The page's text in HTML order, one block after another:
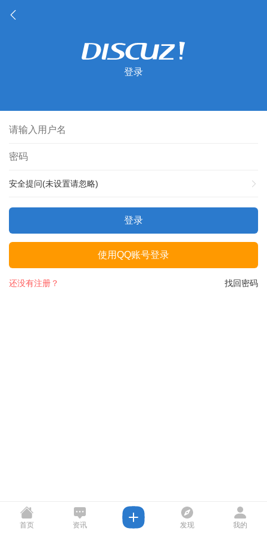
登录
安全提问(未设置请忽略)
登录
使用QQ账号登录
找回密码
还没有注册？
首页 资讯 发现 我的